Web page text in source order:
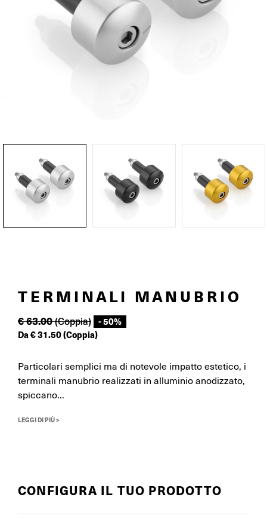
TERMINALI MANUBRIO
€63.00(Coppia) - 50%
Da€31.50(Coppia)
Particolari semplici ma di notevole impatto estetico, i
terminali manubrio realizzati in alluminio anodizzato,
spiccano...
LEGGI DI PIÙ >
CONFIGURA IL TUO PRODOTTO